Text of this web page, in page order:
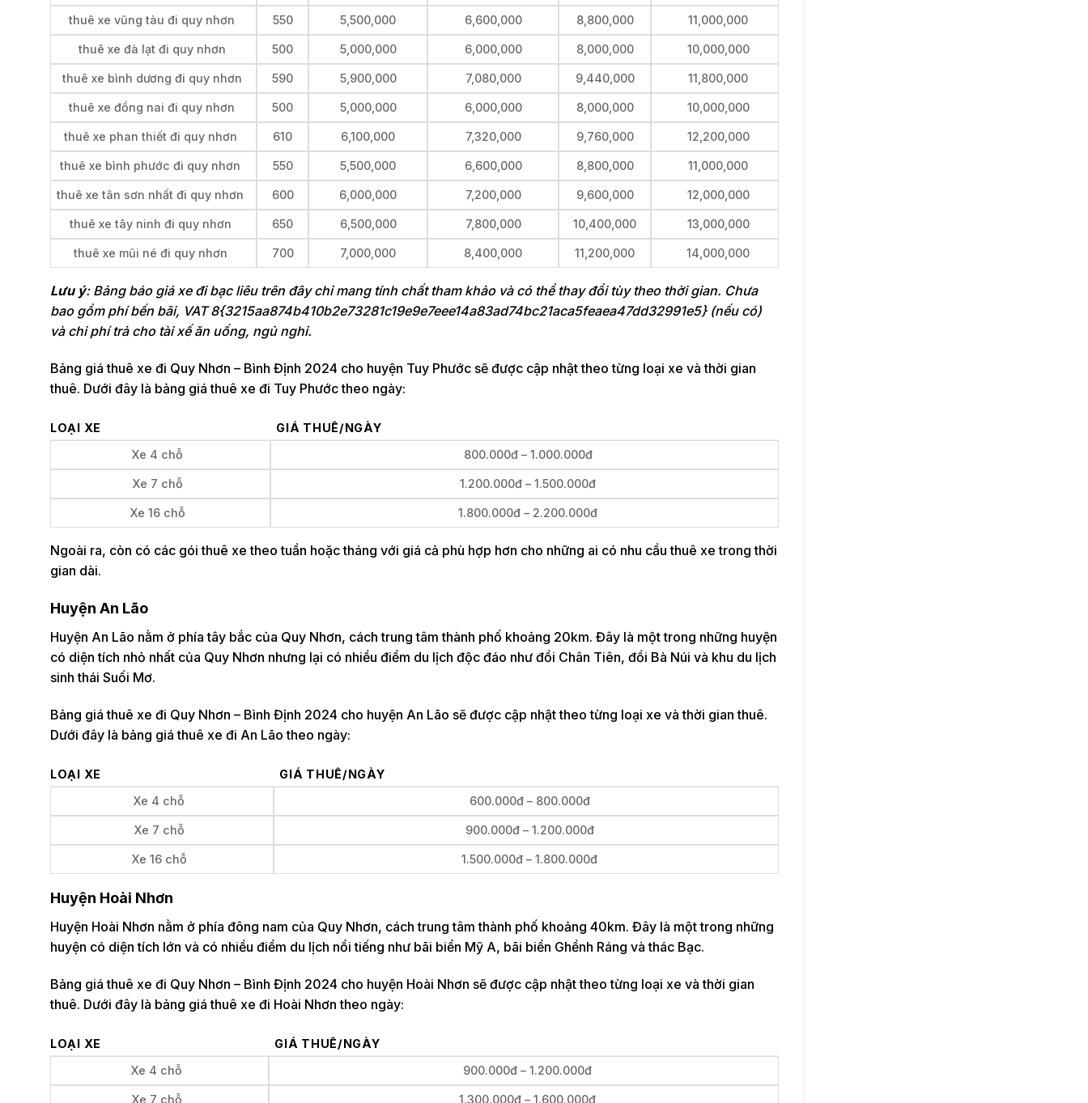
thuê xe vũng tàu đi quy nhơn 550 5,500,000 6,600,000 8,800,000 11,000,000
thuê xe đà lạt đi quy nhơn 500 5,000,000 6,000,000 8,000,000 10,000,000
thuê xe bình dương đi quy nhơn 590 5,900,000 7,080,000 9,440,000 11,800,000
thuê xe đồng nai đi quy nhơn 500 5,000,000 6,000,000 8,000,000 10,000,000
thuê xe phan thiết đi quy nhơn 610 6,100,000 7,320,000 9,760,000 12,200,000
thuê xe bình phước đi quy nhơn 550 5,500,000 6,600,000 8,800,000 11,000,000
thuê xe tân sơn nhất đi quy nhơn 600 6,000,000 7,200,000 9,600,000 12,000,000
thuê xe tây ninh đi quy nhơn 650 6,500,000 7,800,000 10,400,000 13,000,000
thuê xe mũi né đi quy nhơn 700 7,000,000 8,400,000 11,200,000 14,000,000
Lưu ý: Bảng báo giá xe đi bạc liêu trên đây chỉ mang tính chất tham khảo và có thể thay đổi tùy theo thời gian. Chưa
bao gồm phí bến bãi, VAT 8{3215aa874b410b2e73281c19e9e7eee14a83ad74bc21aca5feaea47dd32991e5} (nếu có)
và chi phí trả cho tài xế ăn uống, ngủ nghỉ.
Bảng giá thuê xe đi Quy Nhơn – Bình Định 2024 cho huyện Tuy Phước sẽ được cập nhật theo từng loại xe và thời gian
thuê. Dưới đây là bảng giá thuê xe đi Tuy Phước theo ngày:
LOẠI XE
GIÁ THUÊ/NGÀY
Xe 4 chỗ
800.000đ – 1.000.000đ
Xe 7 chỗ 1.200.000đ – 1.500.000đ
Xe 16 chỗ 1.800.000đ – 2.200.000đ
Ngoài ra, còn có các gói thuê xe theo tuần hoặc tháng với giá cả phù hợp hơn cho những ai có nhu cầu thuê xe trong thời
gian dài.
Huyện An Lão
Huyện An Lão nằm ở phía tây bắc của Quy Nhơn, cách trung tâm thành phố khoảng 20km. Đây là một trong những huyện
có diện tích nhỏ nhất của Quy Nhơn nhưng lại có nhiều điểm du lịch độc đáo như đồi Chân Tiên, đồi Bà Núi và khu du lịch
sinh thái Suối Mơ.
Bảng giá thuê xe đi Quy Nhơn – Bình Định 2024 cho huyện An Lão sẽ được cập nhật theo từng loại xe và thời gian thuê.
Dưới đây là bảng giá thuê xe đi An Lão theo ngày:
LOẠI XE
GIÁ THUÊ/NGÀY
Xe 4 chỗ
600.000đ – 800.000đ
Xe 7 chỗ 900.000đ – 1.200.000đ
Xe 16 chỗ 1.500.000đ – 1.800.000đ
Huyện Hoài Nhơn
Huyện Hoài Nhơn nằm ở phía đông nam của Quy Nhơn, cách trung tâm thành phố khoảng 40km. Đây là một trong những
huyện có diện tích lớn và có nhiều điểm du lịch nổi tiếng như bãi biển Mỹ A, bãi biển Ghềnh Ráng và thác Bạc.
Bảng giá thuê xe đi Quy Nhơn – Bình Định 2024 cho huyện Hoài Nhơn sẽ được cập nhật theo từng loại xe và thời gian
thuê. Dưới đây là bảng giá thuê xe đi Hoài Nhơn theo ngày:
LOẠI XE
GIÁ THUÊ/NGÀY
Xe 4 chỗ
900.000đ – 1.200.000đ
Xe 7 chỗ 1.300.000đ – 1.600.000đ